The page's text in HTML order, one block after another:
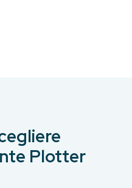
Plotter